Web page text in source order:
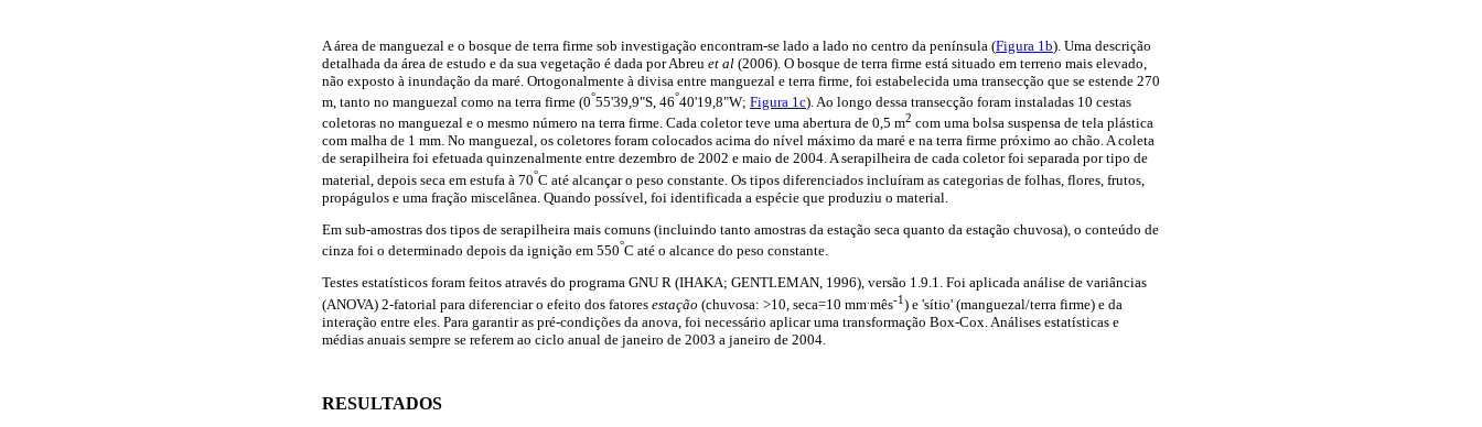
A área de manguezal e o bosque de terra firme sob investigação encontram-se lado a lado no centro da península (Figura 1b). Uma descrição
detalhada da área de estudo e da sua vegetação é dada por Abreu et al (2006). O bosque de terra firme está situado em terreno mais elevado,
não exposto à inundação da maré. Ortogonalmente à divisa entre manguezal e terra firme, foi estabelecida uma transecção que se estende 270
m, tanto no manguezal como na terra firme (0°55'39,9"S, 46°40'19,8"W; Figura 1c). Ao longo dessa transecção foram instaladas 10 cestas
coletoras no manguezal e o mesmo número na terra firme. Cada coletor teve uma abertura de 0,5 m2 com uma bolsa suspensa de tela plástica
com malha de 1 mm. No manguezal, os coletores foram colocados acima do nível máximo da maré e na terra firme próximo ao chão. A coleta
de serapilheira foi efetuada quinzenalmente entre dezembro de 2002 e maio de 2004. A serapilheira de cada coletor foi separada por tipo de
material, depois seca em estufa à 70°C até alcançar o peso constante. Os tipos diferenciados incluíram as categorias de folhas, flores, frutos,
propágulos e uma fração miscelânea. Quando possível, foi identificada a espécie que produziu o material.
Em sub-amostras dos tipos de serapilheira mais comuns (incluindo tanto amostras da estação seca quanto da estação chuvosa), o conteúdo de
cinza foi o determinado depois da ignição em 550°C até o alcance do peso constante.
Testes estatísticos foram feitos através do programa GNU R (IHAKA; GENTLEMAN, 1996), versão 1.9.1. Foi aplicada análise de variâncias
(ANOVA) 2-fatorial para diferenciar o efeito dos fatores estação (chuvosa: >10, seca=10 mm mês-1) e 'sítio' (manguezal/terra firme) e da
interação entre eles. Para garantir as pré-condições da anova, foi necessário aplicar uma transformação Box-Cox. Análises estatísticas e
médias anuais sempre se referem ao ciclo anual de janeiro de 2003 a janeiro de 2004.
RESULTADOS